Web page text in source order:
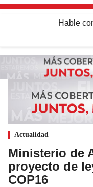
Hable
Actualidad
Ministerio de
proyecto de
COP16